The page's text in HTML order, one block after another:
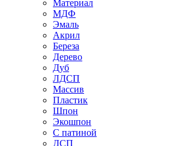
Материал
МДФ
Эмаль
Акрил
Береза
Дерево
Дуб
ЛДСП
Массив
Пластик
Шпон
Экошпон
С патиной
ДСП